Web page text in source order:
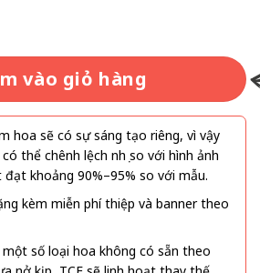
lượng
vào giỏ hàng
hoa sẽ có sự sáng tạo riêng, vì vậy
thể chênh lệch nhẹ so với hình ảnh
đạt khoảng 90%–95% so với mẫu.
kèm miễn phí thiệp và banner theo
số loại hoa không có sẵn theo